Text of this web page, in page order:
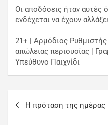
Οι αποδόσεις ήταν αυτές
ενδέχεται να έχουν
21+ | Αρμόδιος
απώλειας περιουσίας |
Υπεύθυνο Παιχνίδι
H πρόταση της ημέρας